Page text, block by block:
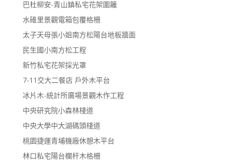
巴杜柳安-青山鎮私宅花架圍籬
水碓里景觀電箱包覆格柵
太子天母張小姐南方松陽台地板牆面
民生國小南方松工程
新竹私宅花架採光罩
7-11交大二餐店 戶外木平台
冰片木-統計所廣場景觀木作工程
中央研究院小森林棧道
中央大學中大湖碼頭棧道
桃園捷運青埔機廠休憩木平台
林口私宅陽台欄杆木格柵